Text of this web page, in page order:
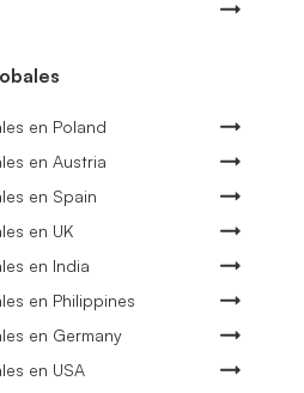
en Poland
en Austria
en Spain
en UK
en India
en Philippines
en Germany
en USA